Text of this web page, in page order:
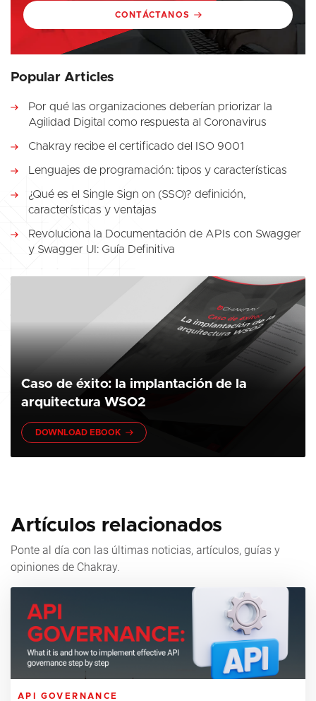
CONTÁCTANOS
Popular Articles
Por qué las organizaciones deberían priorizar la
Agilidad Digital como respuesta al Coronavirus
Chakray recibe el certificado del ISO 9001
Lenguajes de programación: tipos y características
¿Qué es el Single Sign on (SSO)? definición,
características y ventajas
Revoluciona la Documentación de APIs con Swagger
y Swagger UI: Guía Definitiva
Caso de éxito: la implantación de la
arquitectura WSO2
DOWNLOAD EBOOK
Artículos relacionados
Ponte al día con las últimas noticias, artículos, guías y
opiniones de Chakray.
API GOVERNANCE